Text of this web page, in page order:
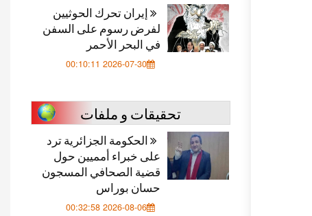
إيران تحرك الحوثيين
لفرض رسوم على السفن
في البحر الأحمر
2026-07-30 00:10:11
تحقيقات و ملفات
الحكومة الجزائرية ترد
على خبراء أمميين حول
قضية الصحافي المسجون
حسان بوراس
2026-08-06 00:32:58